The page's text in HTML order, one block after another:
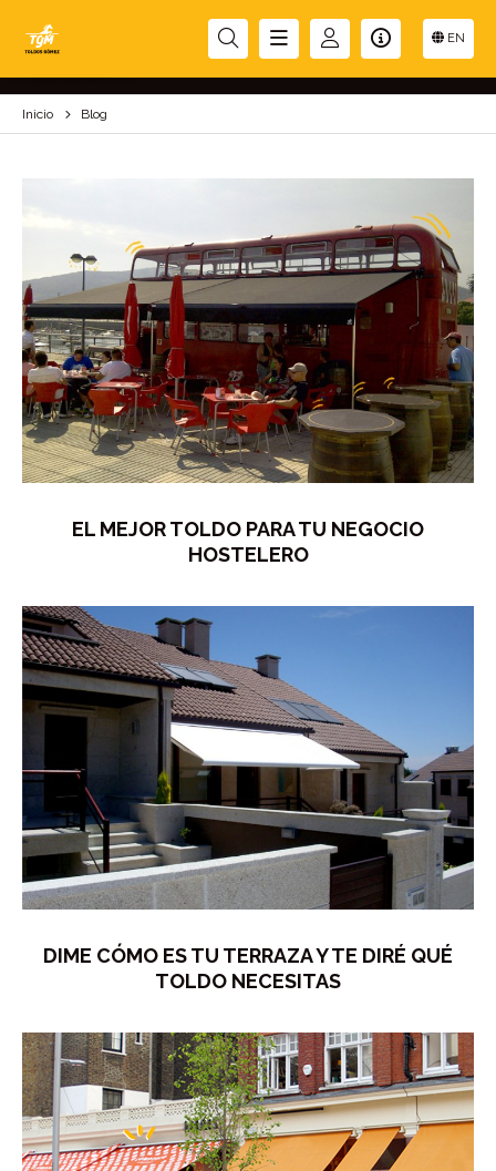
EN
BLOG
Inicio Blog
EL MEJOR TOLDO PARA TU NEGOCIO
HOSTELERO
DIME CÓMO ES TU TERRAZA Y TE DIRÉ QUÉ
TOLDO NECESITAS